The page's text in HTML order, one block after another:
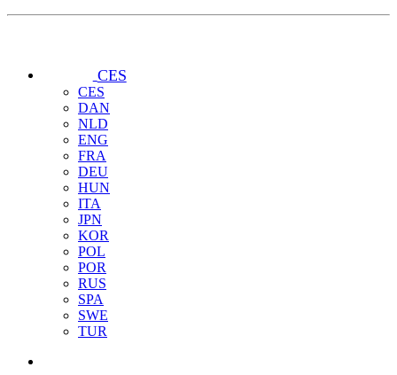
CES
CES
DAN
NLD
ENG
FRA
DEU
HUN
ITA
JPN
KOR
POL
POR
RUS
SPA
SWE
TUR